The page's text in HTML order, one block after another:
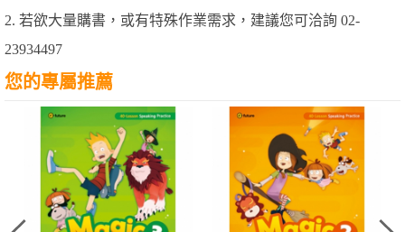
2. 若欲大量購書，或有特殊作業需求，建議您可洽詢 02-
23934497
您的專屬推薦